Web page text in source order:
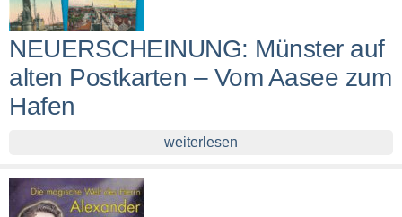
NEUERSCHEINUNG: Münster auf
alten Postkarten – Vom Aasee zum
Hafen
weiterlesen